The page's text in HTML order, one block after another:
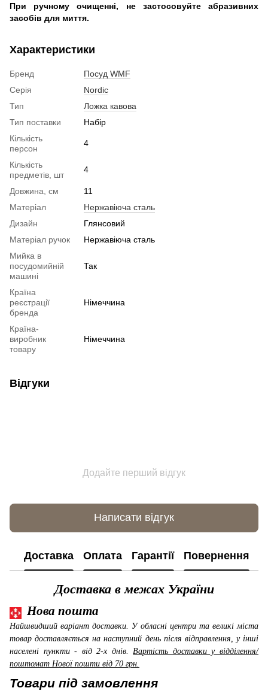
При ручному очищенні, не застосовуйте абразивних
засобів для миття.
Характеристики
Бренд
Посуд WMF
Серія
Nordic
Тип
Ложка кавова
Тип поставки
Набір
Кількість
персон
4
Кількість
предметів, шт
4
Довжина, см
11
Матеріал
Нержавіюча сталь
Дизайн
Глянсовий
Матеріал ручок
Нержавіюча сталь
Мийка в
посудомийній
машині
Так
Країна
реєстрації
бренда
Німеччина
Країна-
виробник
товару
Німеччина
Відгуки
Додайте перший відгук
Написати відгук
Доставка Оплата Гарантії Повернення
Доставка в межах України
Нова пошта
Найшвидший варіант доставки. У обласні центри та великі міста
товар доставляється на наступний день після відправлення, у інші
населені пункти - від 2-х днів. Вартість доставки у відділення/
поштомат Нової пошти від 70 грн.
Товари під замовлення